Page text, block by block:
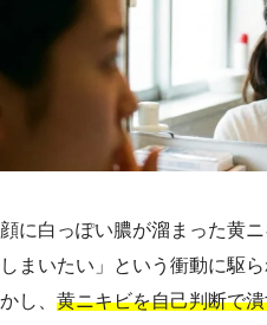
顔に白っぽい膿が溜まった黄
しまいたい」という衝動に駆
かし、 黄ニキビを自己判断で